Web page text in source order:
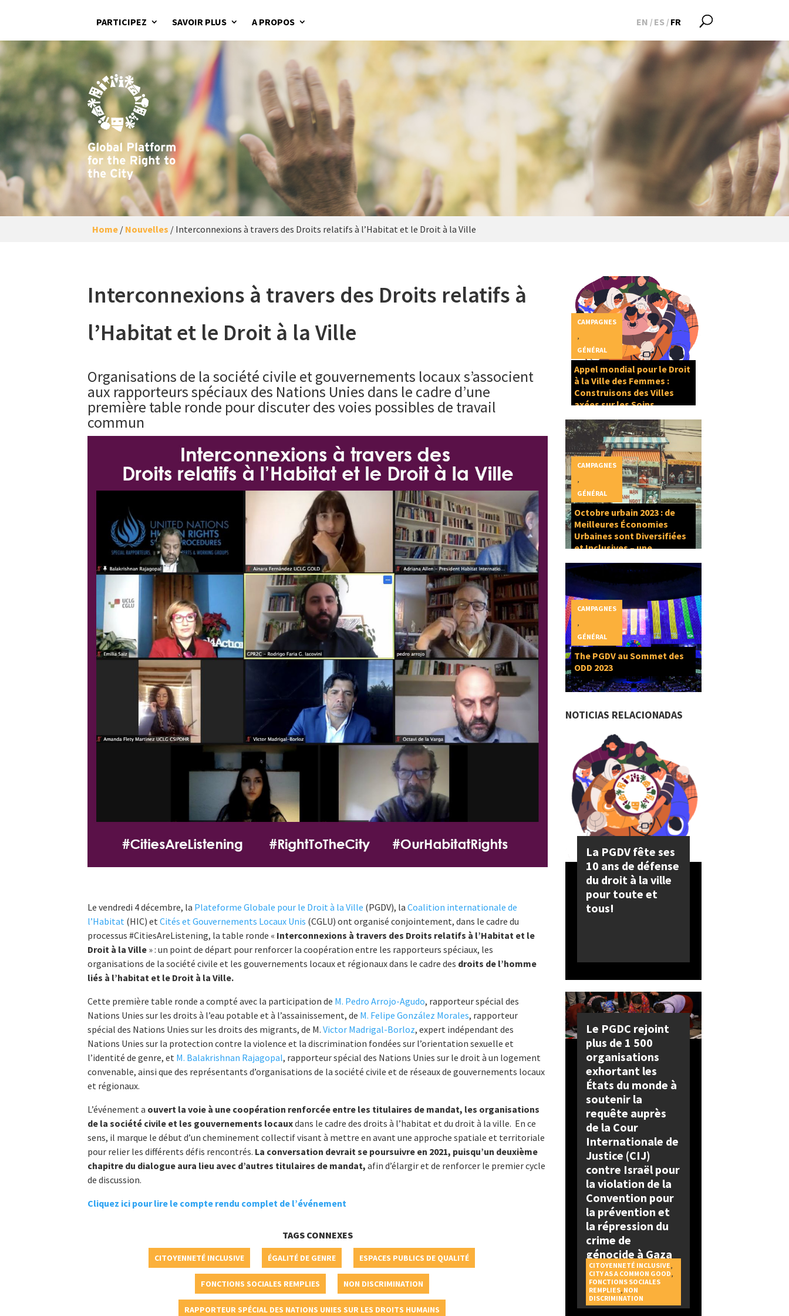
PARTICIPEZ SAVOIR PLUS A PROPOS EN ES FR
Home / Nouvelles / Interconnexions à travers des Droits relatifs à l’Habitat et le Droit à la Ville
Interconnexions à travers des Droits relatifs à
l’Habitat et le Droit à la Ville
Organisations de la société civile et gouvernements locaux s’associent
aux rapporteurs spéciaux des Nations Unies dans le cadre d’une
première table ronde pour discuter des voies possibles de travail
commun
Le vendredi 4 décembre, la Plateforme Globale pour le Droit à la Ville (PGDV), laCoalition internationale de
l’Habitat (HIC) etCités et Gouvernements Locaux Unis (CGLU) ont organisé conjointement, dans le cadre du
processus #CitiesAreListening, la table ronde « Interconnexions à travers des Droits relatifs à l’Habitat et le
Droit à la Ville » : un point de départ pour renforcer la coopération entre les rapporteurs spéciaux, les
organisations de la société civile et les gouvernements locaux et régionaux dans le cadre des droits de l’homme
liés à l’habitat et le Droit à la Ville.
Cette première table ronde a compté avec la participation de M. Pedro Arrojo-Agudo, rapporteur spécial des
Nations Unies sur les droits à l’eau potable et à l’assainissement, de M. Felipe González Morales, rapporteur
spécial des Nations Unies sur les droits des migrants, de M.Victor Madrigal-Borloz, expert indépendant des
Nations Unies sur la protection contre la violence et la discrimination fondées sur l’orientation sexuelle et
l’identité de genre, et M. Balakrishnan Rajagopal, rapporteur spécial des Nations Unies sur le droit à un logement
convenable, ainsi que des représentants d’organisations de la société civile et de réseaux de gouvernements locaux
et régionaux.
L’événement a ouvert la voie à une coopération renforcée entre les titulaires de mandat, les organisations
de la société civile et les gouvernements locauxdans le cadre des droits à l’habitat et du droit à la ville. En ce
sens, il marque le début d’un cheminement collectif visant à mettre en avant une approche spatiale et territoriale
pour relier les différents défis rencontrés. La conversation devrait se poursuivre en 2021, puisqu’un deuxième
chapitre du dialogue aura lieu avec d’autres titulaires de mandat, afin d’élargir et de renforcer le premier cycle
de discussion.
Cliquez ici pour lire le compte rendu complet de l’événement
TAGS CONNEXES
CITOYENNETÉ INCLUSIVE ÉGALITÉ DE GENRE ESPACES PUBLICS DE QUALITÉ
FONCTIONS SOCIALES REMPLIES NON DISCRIMINATION
RAPPORTEUR SPÉCIAL DES NATIONS UNIES SUR LES DROITS HUMAINS
Appel mondial pour le Droit
à la Ville des Femmes :
Construisons des Villes
axées sur les Soins
CAMPAGNES
GÉNÉRAL
Octobre urbain 2023 : de
Meilleures Économies
Urbaines sont Diversifiées
et Inclusives – une
Ville
CAMPAGNES
GÉNÉRAL
The PGDV au Sommet des
ODD 2023
CAMPAGNES
GÉNÉRAL
NOTICIAS RELACIONADAS
La PGDV fête ses
10 ans de défense
du droit à la ville
pour toute et
tous!
Le PGDC rejoint
plus de 1 500
organisations
exhortant les
États du monde à
soutenir la
requête auprès
de la Cour
Internationale de
Justice (CIJ)
contre Israël pour
la violation de la
Convention pour
la prévention et
la répression du
crime de
génocide à Gaza
CITOYENNETÉ INCLUSIVE,
CITY AS A COMMON GOOD,
FONCTIONS SOCIALES
REMPLIES, NON
DISCRIMINATION